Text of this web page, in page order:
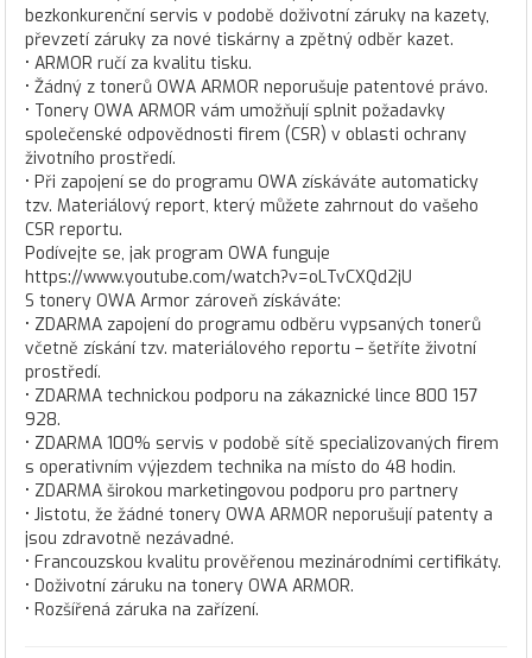
bezkonkurenční servis v podobě doživotní záruky na kazety,
převzetí záruky za nové tiskárny a zpětný odběr kazet.
• ARMOR ručí za kvalitu tisku.
• Žádný z tonerů OWA ARMOR neporušuje patentové právo.
• Tonery OWA ARMOR vám umožňují splnit požadavky
společenské odpovědnosti firem (CSR) v oblasti ochrany
životního prostředí.
• Při zapojení se do programu OWA získáváte automaticky
tzv. Materiálový report, který můžete zahrnout do vašeho
CSR reportu.
Podívejte se, jak program OWA funguje
https://www.youtube.com/watch?v=oLTvCXQd2jU
S tonery OWA Armor zároveň získáváte:
• ZDARMA zapojení do programu odběru vypsaných tonerů
včetně získání tzv. materiálového reportu – šetříte životní
prostředí.
• ZDARMA technickou podporu na zákaznické lince 800 157
928.
• ZDARMA 100% servis v podobě sítě specializovaných firem
s operativním výjezdem technika na místo do 48 hodin.
• ZDARMA širokou marketingovou podporu pro partnery
• Jistotu, že žádné tonery OWA ARMOR neporušují patenty a
jsou zdravotně nezávadné.
• Francouzskou kvalitu prověřenou mezinárodními certifikáty.
• Doživotní záruku na tonery OWA ARMOR.
• Rozšířená záruka na zařízení.